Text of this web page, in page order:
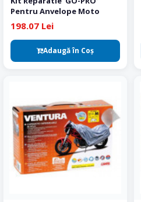
Pentru Anvelope Moto
198.07 Lei
Adaugă în Coş